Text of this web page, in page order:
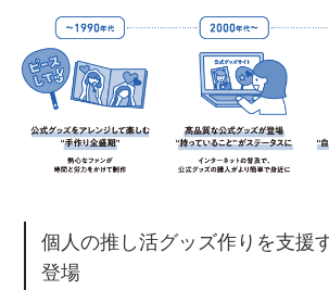
個人の推し活グッズ作りを支援
登場